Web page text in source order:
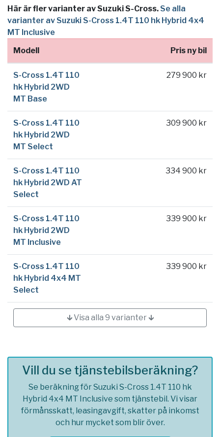
Här är fler varianter av Suzuki S-Cross. Se alla
varianter av Suzuki S-Cross 1.4T 110 hk Hybrid 4x4
MT Inclusive
Modell
Pris ny bil
S-Cross 1.4T 110
hk Hybrid 2WD
MT Base
279 900 kr
S-Cross 1.4T 110
hk Hybrid 2WD
MT Select
309 900 kr
S-Cross 1.4T 110
hk Hybrid 2WD AT
Select
334 900 kr
S-Cross 1.4T 110
hk Hybrid 2WD
MT Inclusive
339 900 kr
S-Cross 1.4T 110
hk Hybrid 4x4 MT
Select
339 900 kr
🡳 Visa alla 9 varianter 🡳
Vill du se tjänstebilsberäkning?
Se beräkning för Suzuki S-Cross 1.4T 110 hk
Hybrid 4x4 MT Inclusive som tjänstebil. Vi visar
förmånsskatt, leasingavgift, skatter på inkomst
och hur mycket som blir över.